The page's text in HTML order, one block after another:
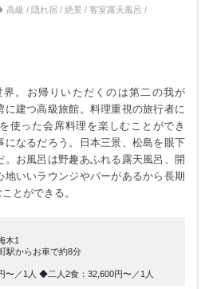
高級 / 隠れ宿 / 絶景 / 客室露天風呂 /
界。お帰りいただくのは第二の我が
建つ高級旅館。料理重視の旅行者に
使った会席料理を楽しむことができ
になるだろう。日本三景、松島を眼下
お風呂は野趣あふれる露天風呂、開
いいラウンジやバーがあるから長期
とができる。
木1
駅からお車で約8分
／1人 ◆二人2食：32,600円〜／1人